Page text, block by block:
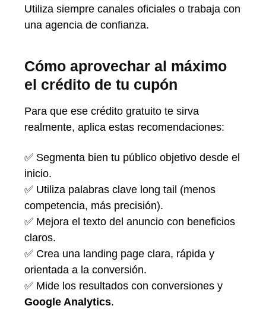
Utiliza siempre canales oficiales o trabaja con
una agencia de confianza.
Cómo aprovechar al máximo
el crédito de tu cupón
Para que ese crédito gratuito te sirva
realmente, aplica estas recomendaciones:
✅ Segmenta bien tu público objetivo desde el
inicio.
✅ Utiliza palabras clave long tail (menos
competencia, más precisión).
✅ Mejora el texto del anuncio con beneficios
claros.
✅ Crea una landing page clara, rápida y
orientada a la conversión.
✅ Mide los resultados con conversiones y
Google Analytics.